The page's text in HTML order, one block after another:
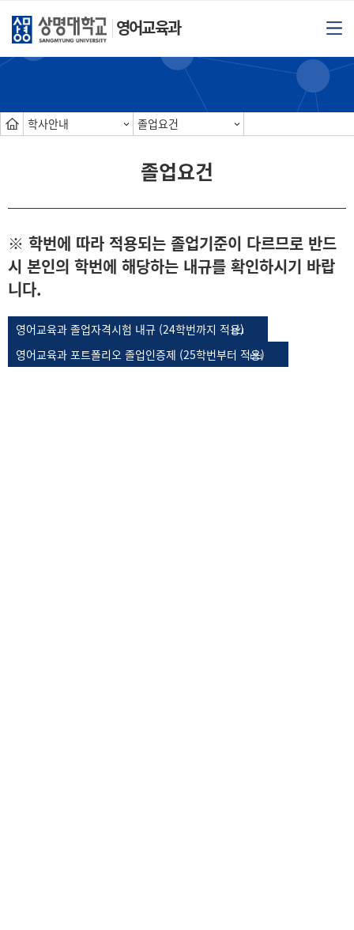
영어교육과
학사안내 졸업요건
졸업요건
※ 학번에 따라 적용되는 졸업기준이 다르므로 반드
시 본인의 학번에 해당하는 내규를 확인하시기 바랍
니다.
영어교육과 졸업자격시험 내규 (24학번까지 적용)
영어교육과 포트폴리오 졸업인증제 (25학번부터 적용)